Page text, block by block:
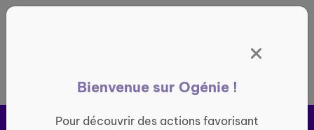
France entière
Bienvenue sur Ogénie !
Pour découvrir des actions favorisant
Panneau de gestion des cookies